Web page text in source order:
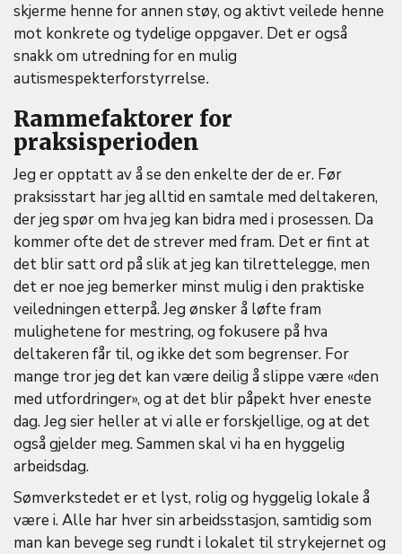
skjerme henne for annen støy, og aktivt veilede henne
mot konkrete og tydelige oppgaver. Det er også
snakk om utredning for en mulig
autismespekterforstyrrelse.
Rammefaktorer for
praksisperioden
Jeg er opptatt av å se den enkelte der de er. Før
praksisstart har jeg alltid en samtale med deltakeren,
der jeg spør om hva jeg kan bidra med i prosessen. Da
kommer ofte det de strever med fram. Det er fint at
det blir satt ord på slik at jeg kan tilrettelegge, men
det er noe jeg bemerker minst mulig i den praktiske
veiledningen etterpå. Jeg ønsker å løfte fram
mulighetene for mestring, og fokusere på hva
deltakeren får til, og ikke det som begrenser. For
mange tror jeg det kan være deilig å slippe være «den
med utfordringer», og at det blir påpekt hver eneste
dag. Jeg sier heller at vi alle er forskjellige, og at det
også gjelder meg. Sammen skal vi ha en hyggelig
arbeidsdag.
Sømverkstedet er et lyst, rolig og hyggelig lokale å
være i. Alle har hver sin arbeidsstasjon, samtidig som
man kan bevege seg rundt i lokalet til strykejernet og